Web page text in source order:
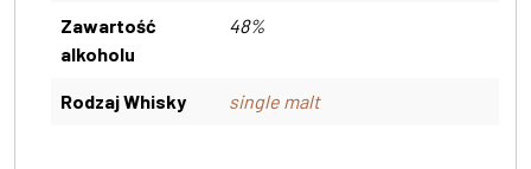
Zawartość
alkoholu
48%
Rodzaj Whisky single malt